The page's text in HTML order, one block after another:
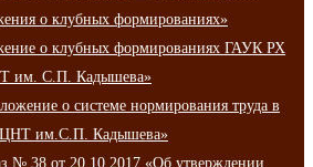
о клубных формированиях»
о клубных формированиях ГАУК РХ
им. С.П. Кадышева»
о системе нормирования труда в
им.С.П. Кадышева»
№ 38 от 20.10.2017 «Об утверждении